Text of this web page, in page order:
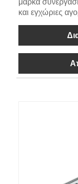
μάρκα
και εγχώριες